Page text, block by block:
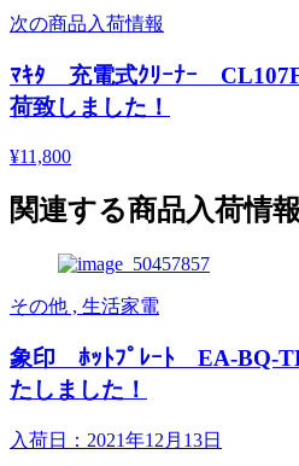
次の商品入荷情報
ﾏｷﾀ 充電式ｸﾘｰﾅｰ
荷致しました！
¥11,800
関連する商品入荷情報
その他 , 生活家電
象印 ﾎｯﾄﾌﾟﾚｰﾄ EA-BQ-
たしました！
入荷日：2021年12月13日